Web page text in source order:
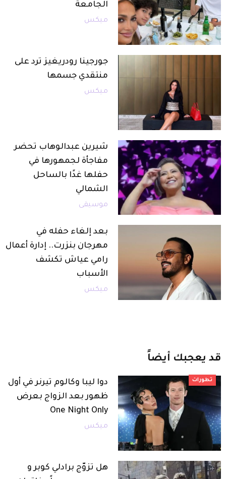
الجامعة
ميكس
جورجينا رودريغيز ترد على
منتقدي جسمها
ميكس
شيرين عبدالوهاب تحضر
مفاجأة لجمهورها في
حفلها غدًا بالساحل
الشمالي
موسيقى
بعد إلغاء حفله في
مهرجان بنزرت.. إدارة أعمال
رامي عياش تكشف
الأسباب
ميكس
قد يعجبك أيضاً
تطورات
دوا ليبا وكالوم تيرنر في أول
ظهور بعد الزواج بعرض
One Night Only
ميكس
هل تزوّج برادلي كوبر و